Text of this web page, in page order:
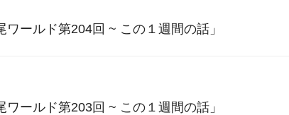
ールド第204回 ~ この１週間の話」
ールド第203回 ~ この１週間の話」